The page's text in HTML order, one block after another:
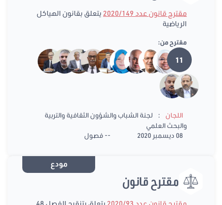
مقترح قانون عدد 2020/149
يتعلق بقانون الهياكل
الرياضية
مقترح من:
11
اللجان :
لجنة الشباب والشؤون الثقافية والتربية
والبحث العلمي
08 ديسمبر 2020
-- فصول
مودع
مقترح قانون